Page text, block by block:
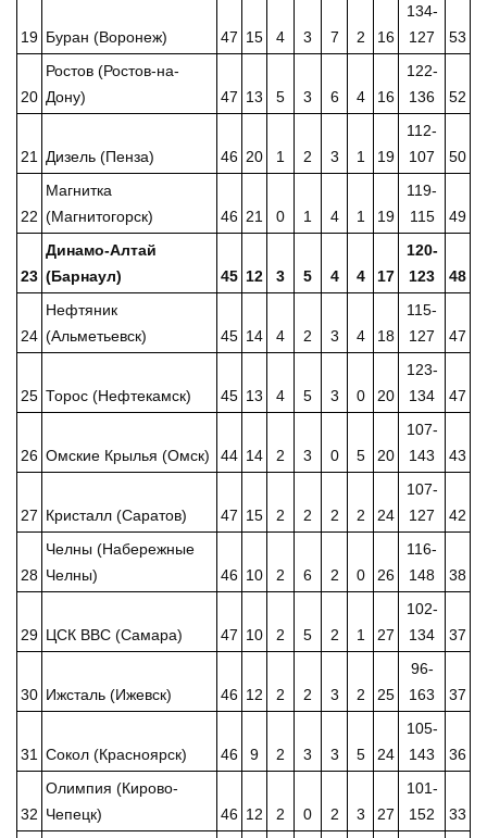
19 Буран (Воронеж) 47 15 4 3 7 2 16
134-
127
53
20
Ростов (Ростов-на-
Дону)
47 13 5 3 6 4 16
122-
136
52
21 Дизель (Пенза) 46 20 1 2 3 1 19
112-
107
50
22
Магнитка
(Магнитогорск)
46 21 0 1 4 1 19
119-
115
49
23
Динамо-Алтай
(Барнаул)
45 12 3 5 4 4 17
120-
123
48
24
Нефтяник
(Альметьевск)
45 14 4 2 3 4 18
115-
127
47
25 Торос (Нефтекамск) 45 13 4 5 3 0 20
123-
134
47
26 Омские Крылья (Омск) 44 14 2 3 0 5 20
107-
143
43
27 Кристалл (Саратов) 47 15 2 2 2 2 24
107-
127
42
28
Челны (Набережные
Челны)
46 10 2 6 2 0 26
116-
148
38
29 ЦСК ВВС (Самара) 47 10 2 5 2 1 27
102-
134
37
30 Ижсталь (Ижевск) 46 12 2 2 3 2 25
96-
163
37
31 Сокол (Красноярск) 46 9 2 3 3 5 24
105-
143
36
32
Олимпия (Кирово-
Чепецк)
46 12 2 0 2 3 27
101-
152
33